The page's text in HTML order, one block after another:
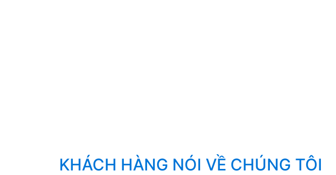
KHÁCH HÀNG NÓI VỀ CHÚNG TÔI